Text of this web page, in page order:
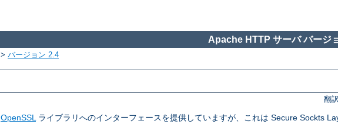
Apache HTTP サーバ バージ
> バージョン 2.4
翻
OpenSSLライブラリへのインターフェースを提供していますが、これは Secure Sockts